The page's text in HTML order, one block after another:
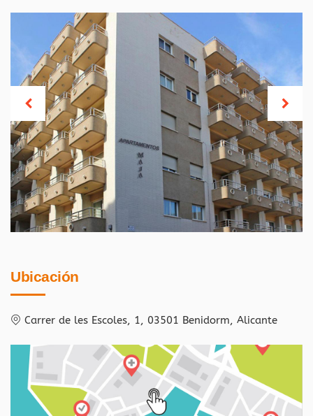
Ubicación
Carrer de les Escoles, 1, 03501 Benidorm, Alicante